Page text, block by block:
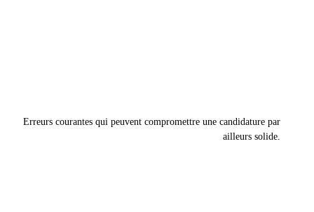
Erreurs courantes qui peuvent compromettre une candidature par
ailleurs solide.